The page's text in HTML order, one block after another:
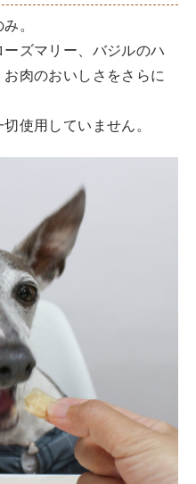
。
ズマリー、バジルのハ
肉のおいしさをさらに
使用していません。